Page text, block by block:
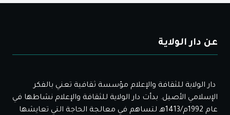
عن دار الولاية
دار الولاية للثقافة والإعلام مؤسسة ثقافية تعني بالفكر
الإسلامي الأصيل. بدأت دار الولاية للثقافة والإعلام نشاطها في
عام 1992م/1413هـ لتساهم في معالجة الحاجة التي تعايشها